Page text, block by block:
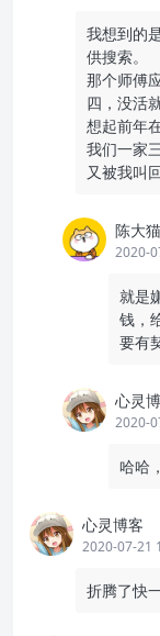
我想到的
供搜索。
那个师傅
四，没活
想起前年
我们一家
又被我叫
陈大猫
2020-
就是
钱，
要有
心灵
2020-
哈哈
心灵博客
2020-07-21
折腾了快